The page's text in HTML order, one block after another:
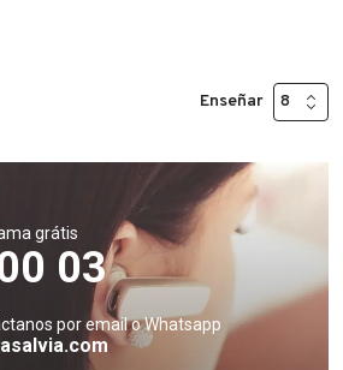
Enseñar
grátis
03
por email o Whatsapp